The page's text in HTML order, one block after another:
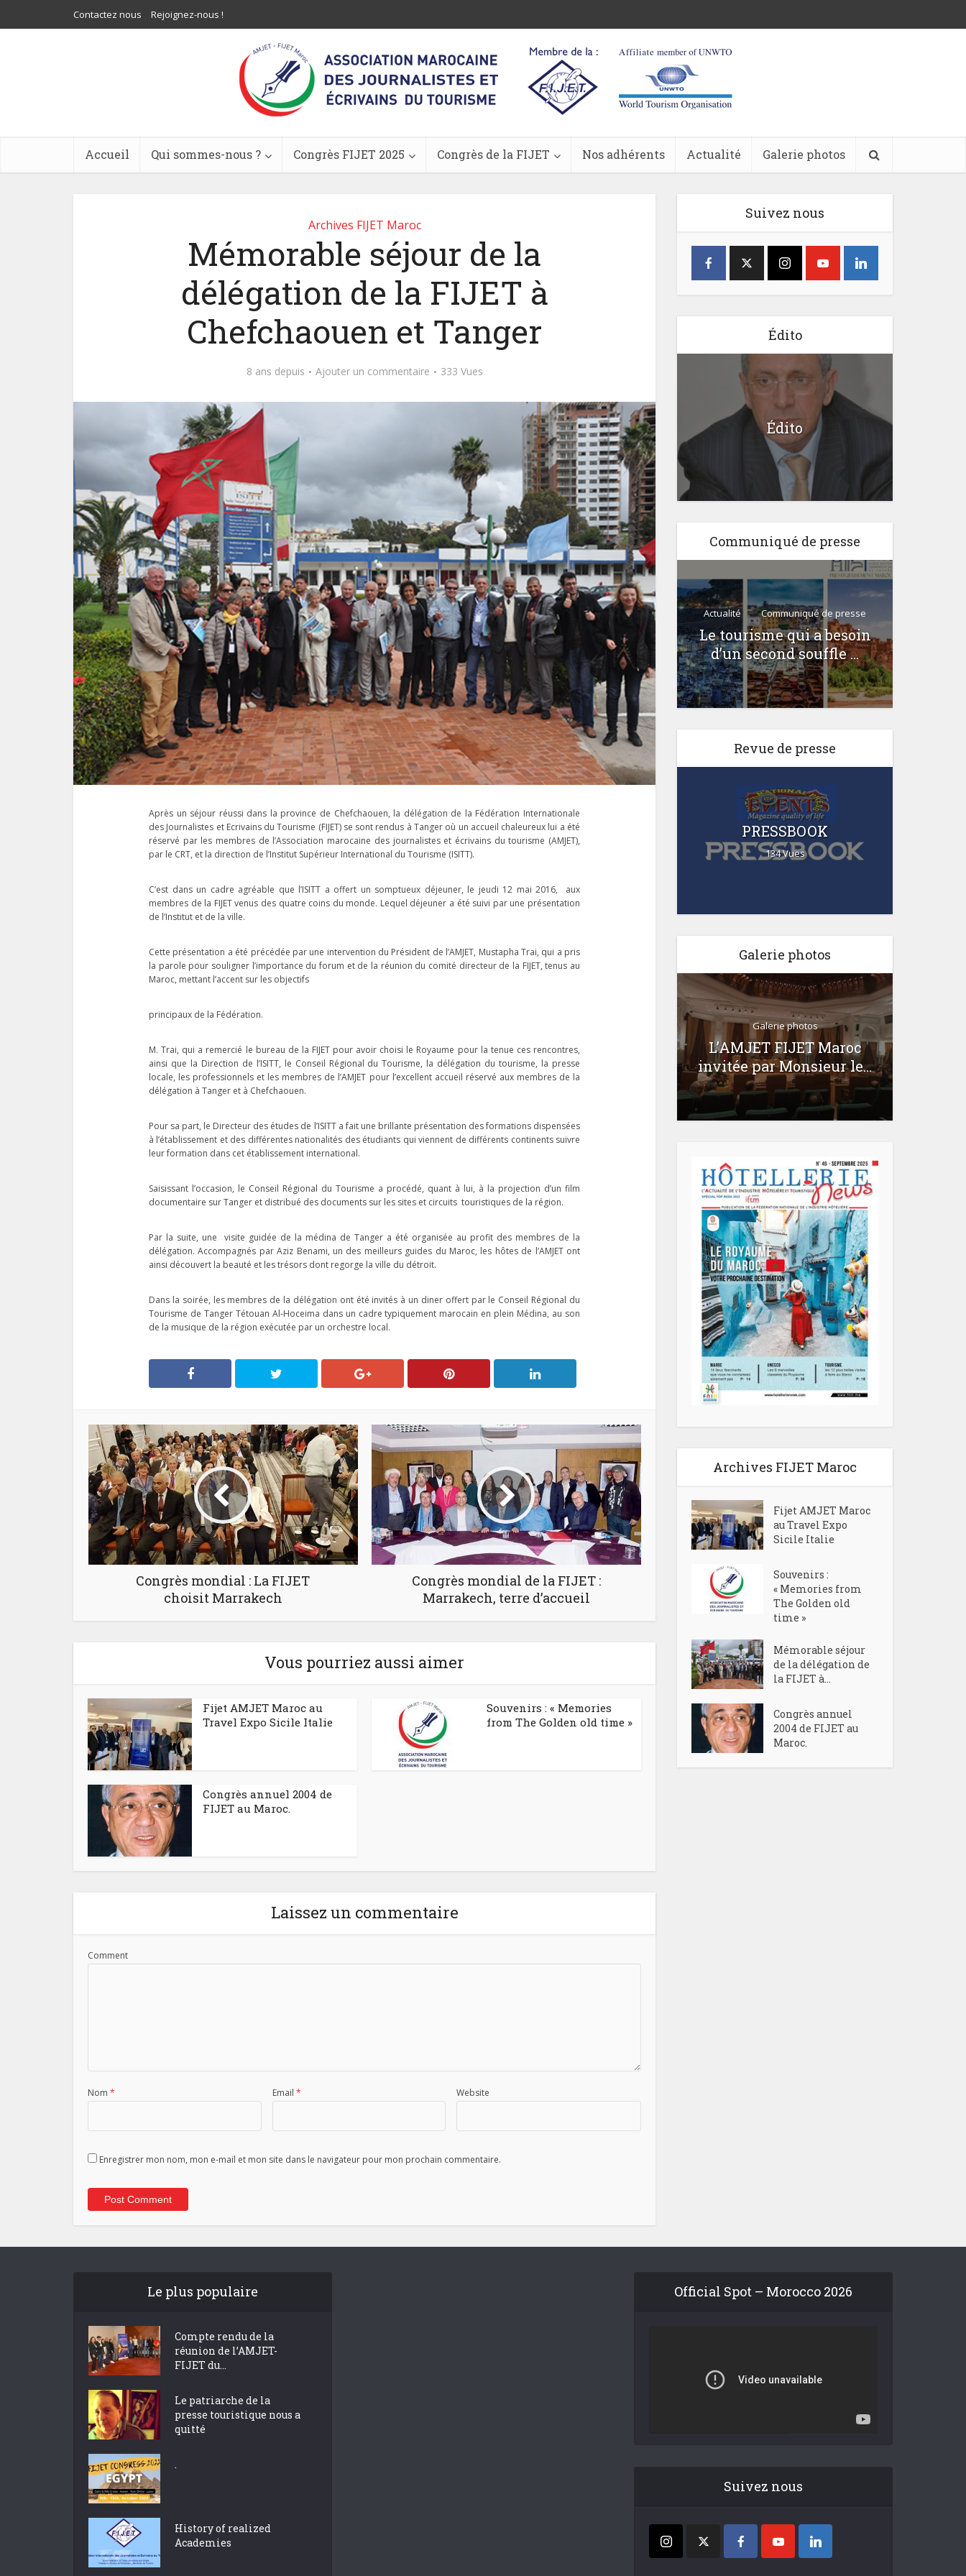
Contactez nous Rejoignez-nous !
Accueil Qui sommes-nous ? Congrès FIJET 2025 Congrès de la FIJET Nos adhérents Actualité Galerie photos
Archives FIJET Maroc
Mémorable séjour de la
délégation de la FIJET à
Chefchaouen et Tanger
8 ans depuis Ajouter un commentaire 333 Vues
Après un séjour réussi dans la province de Chefchaouen, la délégation de la Fédération Internationale
des Journalistes et Ecrivains du Tourisme (FIJET) se sont rendus à Tanger où un accueil chaleureux lui a été
réservé par les membres de l’Association marocaine des journalistes et écrivains du tourisme (AMJET),
par le CRT, et la direction de l’Institut Supérieur International du Tourisme (ISITT).
C’est dans un cadre agréable que l’ISITT a offert un somptueux déjeuner, le jeudi 12 mai 2016, aux
membres de la FIJET venus des quatre coins du monde. Lequel déjeuner a été suivi par une présentation
de l’Institut et de la ville.
Cette présentation a été précédée par une intervention du Président de l’AMJET, Mustapha Trai, qui a pris
la parole pour souligner l’importance du forum et de la réunion du comité directeur de la FIJET, tenus au
Maroc, mettant l’accent sur les objectifs
principaux de la Fédération.
M. Trai, qui a remercié le bureau de la FIJET pour avoir choisi le Royaume pour la tenue ces rencontres,
ainsi que la Direction de l’ISITT, le Conseil Régional du Tourisme, la délégation du tourisme, la presse
locale, les professionnels et les membres de l’AMJET pour l’excellent accueil réservé aux membres de la
délégation à Tanger et à Chefchaouen.
Pour sa part, le Directeur des études de l’ISITT a fait une brillante présentation des formations dispensées
à l’établissement et des différentes nationalités des étudiants qui viennent de différents continents suivre
leur formation dans cet établissement international.
Saisissant l’occasion, le Conseil Régional du Tourisme a procédé, quant à lui, à la projection d’un film
documentaire sur Tanger et distribué des documents sur les sites et circuits touristiques de la région.
Par la suite, une visite guidée de la médina de Tanger a été organisée au profit des membres de la
délégation. Accompagnés par Aziz Benami, un des meilleurs guides du Maroc, les hôtes de l’AMJET ont
ainsi découvert la beauté et les trésors dont regorge la ville du détroit.
Dans la soirée, les membres de la délégation ont été invités à un diner offert par le Conseil Régional du
Tourisme de Tanger Tétouan Al-Hoceima dans un cadre typiquement marocain en plein Médina, au son
de la musique de la région exécutée par un orchestre local.
Congrès mondial : La FIJET
choisit Marrakech
Congrès mondial de la FIJET :
Marrakech, terre d’accueil
Vous pourriez aussi aimer
Fijet AMJET Maroc au
Travel Expo Sicile Italie
Souvenirs : « Memories
from The Golden old time »
Congrès annuel 2004 de
FIJET au Maroc.
Laissez un commentaire
Comment
Nom * Email * Website
Enregistrer mon nom, mon e-mail et mon site dans le navigateur pour mon prochain commentaire.
Suivez nous
Édito
Édito
Communiqué de presse
Actualité Communiqué de presse
Le tourisme qui a besoin
d’un second souffle ...
Revue de presse
PRESSBOOK
134 Vues
Galerie photos
l’Ambassadrice du Maroc
en...
Photos de la Soirée des
Trophées de l’Africanité
Galerie photos
L’AMJET FIJET Maroc
invitée par Monsieur le...
Archives FIJET Maroc
Fijet AMJET Maroc
au Travel Expo
Sicile Italie
Souvenirs :
« Memories from
The Golden old
time »
Mémorable séjour
de la délégation de
la FIJET à...
Congrès annuel
2004 de FIJET au
Maroc.
Le plus populaire
Compte rendu de la
réunion de l’AMJET-
FIJET du...
Le patriarche de la
presse touristique nous a
quitté
.
History of realized
Academies
Official Spot – Morocco 2026
Suivez nous